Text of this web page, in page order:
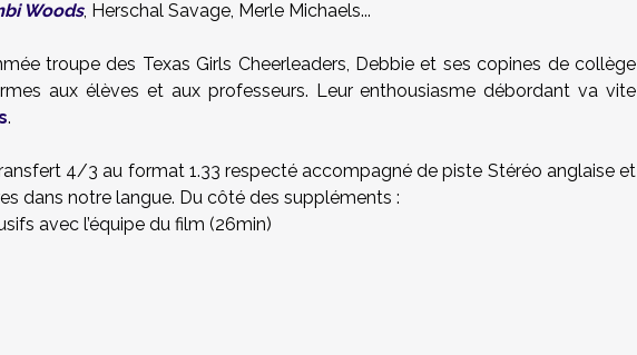
Woods, Herschal Savage, Merle Michaels...
troupe des Texas Girls Cheerleaders, Debbie et ses copines de collège
aux élèves et aux professeurs. Leur enthousiasme débordant va vite
.
4/3 au format 1.33 respecté accompagné de piste Stéréo anglaise et
dans notre langue. Du côté des suppléments :
avec l’équipe du film (26min)